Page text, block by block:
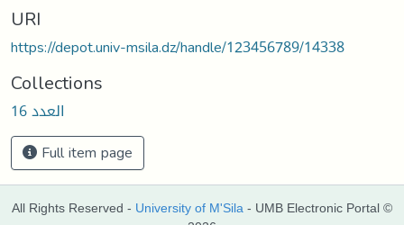
URI
https://depot.univ-msila.dz/handle/123456789/14338
Collections
العدد 16
Full item page
All Rights Reserved - University of M'Sila - UMB Electronic Portal ©